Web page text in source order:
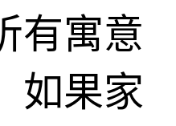
有寓意
如果家